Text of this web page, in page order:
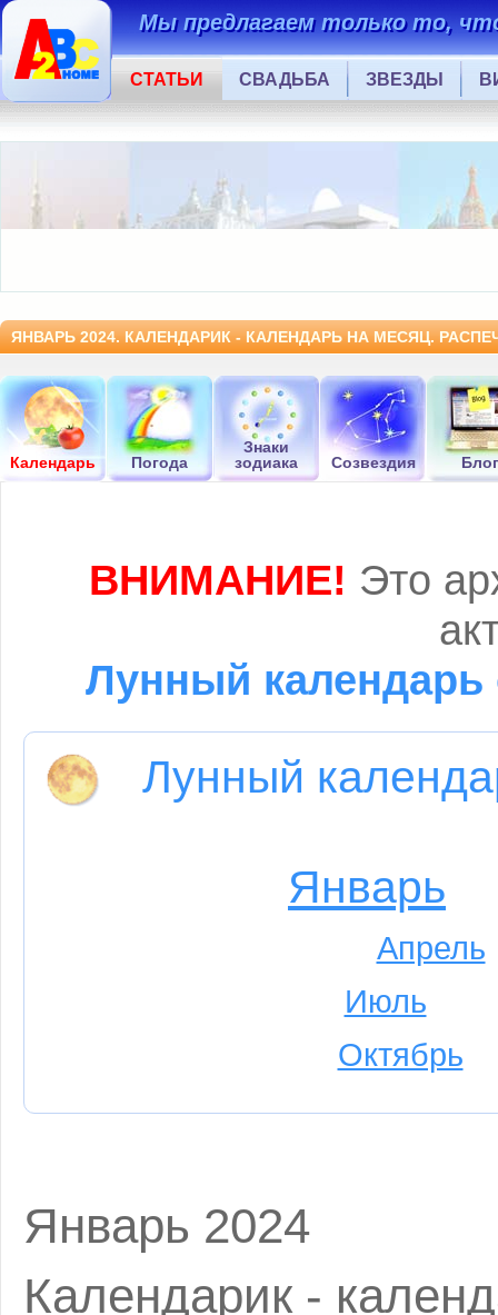
Мы предлагаем только то,
СТАТЬИ СВАДЬБА ЗВЕЗДЫ
ЯНВАРЬ 2024. КАЛЕНДАРИК - КАЛЕНДАРЬ НА МЕСЯЦ.
Календарь Погода
Знаки
зодиака
Созвездия Блог
ВНИМАНИЕ! Это
Лунный календарь
Лунный
Январь
Апрель
Июль
Октябрь
Январь 2024
Календарик -